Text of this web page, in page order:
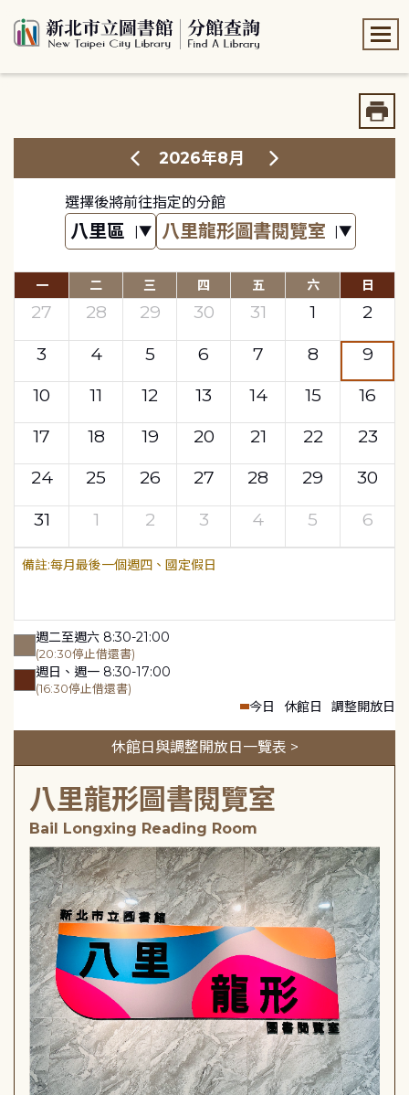
2026年8月
選擇後將前往指定的分館
一 二 三 四 五 六 日
27 28 29 30 31 1
2
3
4 5 6 7 8
9
10
11 12 13 14 15
16
17
18 19 20 21 22
23
24
25 26 27 28 29
30
31
1 2 3 4 5 6
每月最後一個週四、國定假日
週二至週六 8:30-21:00
(20:30停止借還書)
週日、週一 8:30-17:00
(16:30停止借還書)
今日 休館日 調整開放日
休館日與調整開放日一覽表 >
八里龍形圖書閱覽室
Bail Longxing Reading Room